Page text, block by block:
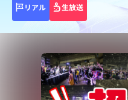
リアル 生放送